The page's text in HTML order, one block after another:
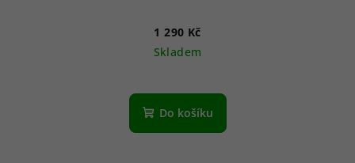
1 290 Kč
Skladem
Do košíku